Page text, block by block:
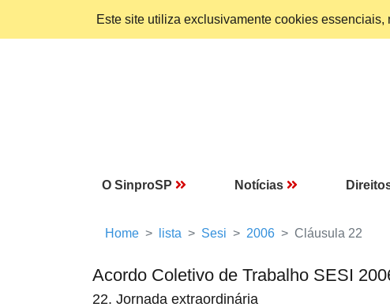
Este site utiliza exclusivamente cookies
O SinproSP Notícias
Home lista Sesi 2006 Cláusula 22
Acordo Coletivo de Trabalho SESI
22. Jornada extraordinária